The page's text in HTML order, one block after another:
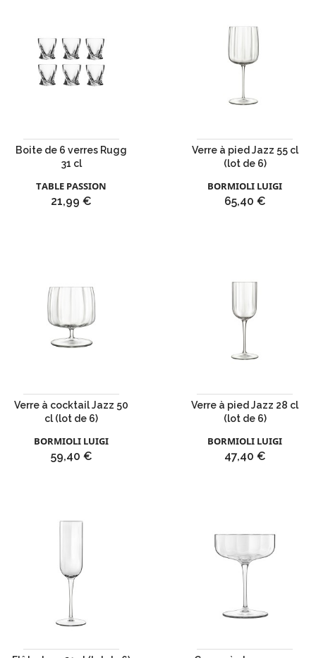
Boite de 6 verres Rugg
31 cl
TABLE PASSION
Prix
21,99 €
Verre à pied Jazz 55 cl
(lot de 6)
BORMIOLI LUIGI
Prix
65,40 €
Verre à cocktail Jazz 50
cl (lot de 6)
BORMIOLI LUIGI
Prix
59,40 €
Verre à pied Jazz 28 cl
(lot de 6)
BORMIOLI LUIGI
Prix
47,40 €